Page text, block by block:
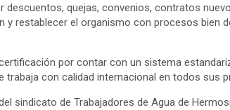
descuentos, quejas, convenios, contratos
restablecer el organismo con procesos bien
por contar con un sistema
trabaja con calidad internacional en todos sus
sindicato de Trabajadores de Agua de